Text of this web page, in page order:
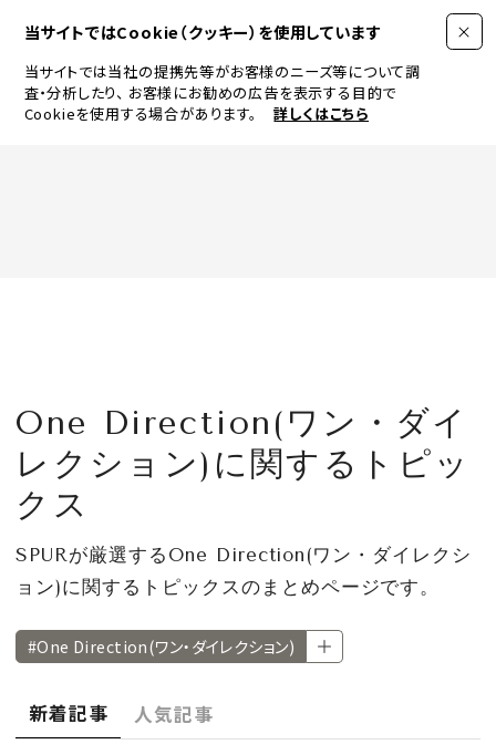
当サイトではCookie（クッキー）を使用しています
当サイトでは当社の提携先等がお客様のニーズ等について調
査・分析したり、 お客様にお勧めの広告を表示する目的で
Cookieを使用する場合があります。
詳しくはこちら
LIFESTYLE
CULTURE
CELEBRITY
COLLECTION
WEDDING
One Direction(ワン・ダイ
レクション)に関するトピッ
クス
SPURが厳選するOne Direction(ワン・ダイレクシ
ョン)に関するトピックスのまとめページです。
#One Direction(ワン・ダイレクション)
新着記事 人気記事